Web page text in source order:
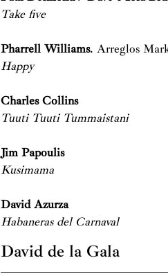
Take five
Pharrell Williams. Arreglos
Happy
Charles Collins
Tuuti Tuuti Tummaistani
Jim Papoulis
Kusimama
David Azurza
Habaneras del Carnaval
David de la Gala